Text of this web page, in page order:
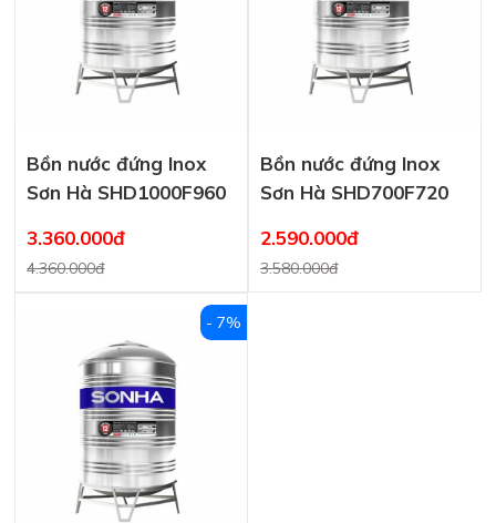
Bồn nước đứng Inox
Sơn Hà SHD1000F960
3.360.000đ
4.360.000đ
Bồn nước đứng Inox
Sơn Hà SHD700F720
2.590.000đ
3.580.000đ
- 7%